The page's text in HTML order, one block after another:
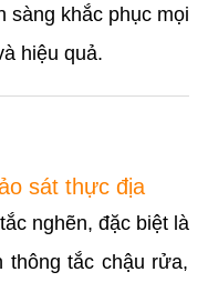
sàng khắc phục mọi
hiệu quả.
sát thực địa
nghẽn, đặc biệt là
thông tắc chậu rửa,